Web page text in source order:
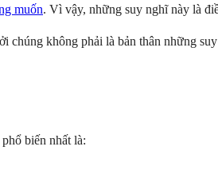
muốn. Vì vậy, những suy nghĩ này là
không phải là bản thân những
biến nhất là: